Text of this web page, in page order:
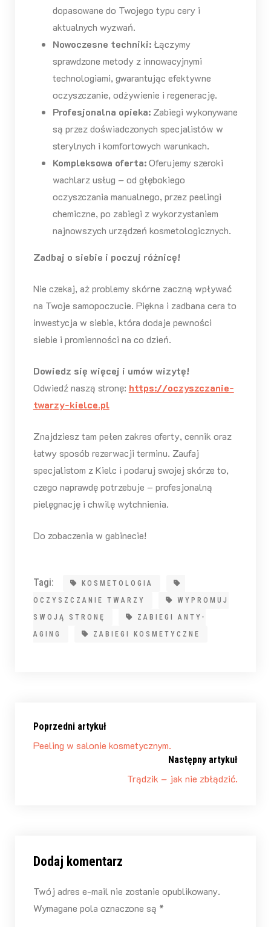
dopasowane do Twojego typu cery i
aktualnych wyzwań.
Nowoczesne techniki:Łączymy
sprawdzone metody z innowacyjnymi
technologiami, gwarantując efektywne
oczyszczanie, odżywienie i regenerację.
Profesjonalna opieka:Zabiegi wykonywane
są przez doświadczonych specjalistów w
sterylnych i komfortowych warunkach.
Kompleksowa oferta:Oferujemy szeroki
wachlarz usług – od głębokiego
oczyszczania manualnego, przez peelingi
chemiczne, po zabiegi z wykorzystaniem
najnowszych urządzeń kosmetologicznych.
Zadbaj o siebie i poczuj różnicę!
Nie czekaj, aż problemy skórne zaczną wpływać
na Twoje samopoczucie. Piękna i zadbana cera to
inwestycja w siebie, która dodaje pewności
siebie i promienności na co dzień.
Dowiedz się więcej i umów wizytę!
Odwiedź naszą stronę: https://oczyszczanie-
twarzy-kielce.pl
Znajdziesz tam pełen zakres oferty, cennik oraz
łatwy sposób rezerwacji terminu. Zaufaj
specjalistom z Kielc i podaruj swojej skórze to,
czego naprawdę potrzebuje – profesjonalną
pielęgnację i chwilę wytchnienia.
Do zobaczenia w gabinecie!
Tagi:
KOSMETOLOGIA
OCZYSZCZANIE TWARZY
WYPROMUJ
SWOJĄ STRONĘ
ZABIEGI ANTY-
AGING
ZABIEGI KOSMETYCZNE
Poprzedni artykuł
Peeling w salonie kosmetycznym.
Następny artykuł
Trądzik – jak nie zbłądzić.
Dodaj komentarz
Twój adres e-mail nie zostanie opublikowany.
Wymagane pola oznaczone są *